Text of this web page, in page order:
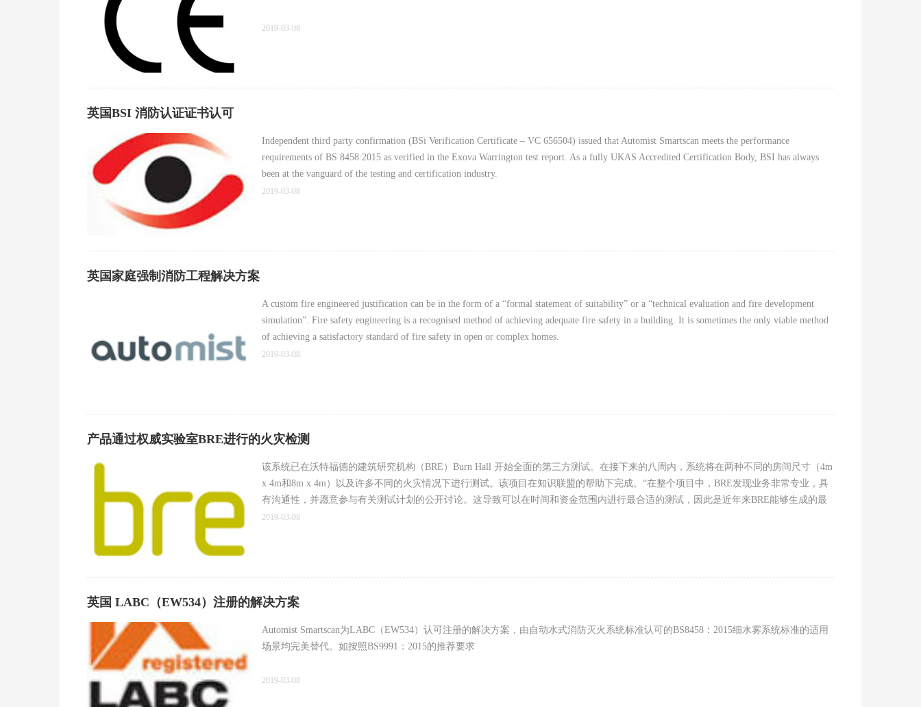
2019-03-08
英国BSI 消防认证证书认可
Independent third party confirmation (BSi Verification Certificate – VC 656504) issued that Automist Smartscan meets the performance
requirements of BS 8458:2015 as verified in the Exova Warrington test report. As a fully UKAS Accredited Certification Body, BSI has always
been at the vanguard of the testing and certification industry.
2019-03-08
英国家庭强制消防工程解决方案
A custom fire engineered justification can be in the form of a “formal statement of suitability” or a “technical evaluation and fire development
simulation”. Fire safety engineering is a recognised method of achieving adequate fire safety in a building. It is sometimes the only viable method
of achieving a satisfactory standard of fire safety in open or complex homes.
2019-03-08
产品通过权威实验室BRE进行的火灾检测
该系统已在沃特福德的建筑研究机构（BRE）Burn Hall 开始全面的第三方测试。在接下来的八周内，系统将在两种不同的房间尺寸（4m
x 4m和8m x 4m）以及许多不同的火灾情况下进行测试。该项目在知识联盟的帮助下完成。“在整个项目中，BRE发现业务非常专业，具
有沟通性，并愿意参与有关测试计划的公开讨论。这导致可以在时间和资金范围内进行最合适的测试，因此是近年来BRE能够生成的最
完整的数据集之一。
2019-03-08
英国 LABC（EW534）注册的解决方案
Automist Smartscan为LABC（EW534）认可注册的解决方案，由自动水式消防灭火系统标准认可的BS8458：2015细水雾系统标准的适用
场景均完美替代。如按照BS9991：2015的推荐要求
Automist Smartscan is an LABC Registered Solution (EW534) and is suitable to be used in any application where a BS 8458:2015 compliant
2019-03-08